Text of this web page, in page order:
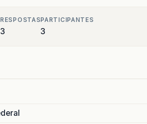
RESPOSTAS
3
PARTICIPANTES
3